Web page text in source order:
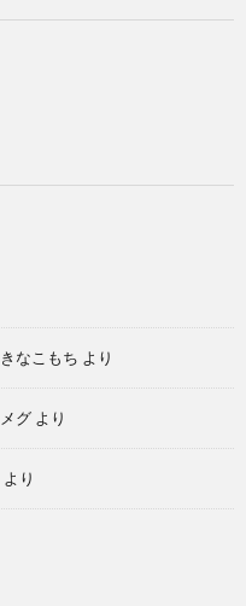
きなこもち より
メグ より
より